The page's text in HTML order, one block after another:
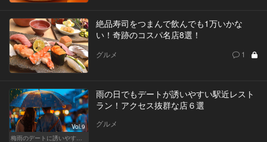
絶品寿司をつまんで飲んでも1万いかな
い！奇跡のコスパ名店8選！
グルメ 1
Vol.9
雨の日でもデートが誘いやすい駅近レスト
ラン！アクセス抜群な店６選
グルメ